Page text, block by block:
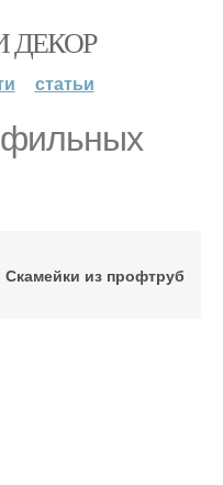
ДЕКОР
статьи
Скамейки из профтруб